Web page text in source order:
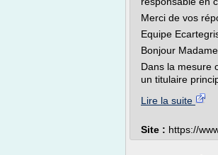
Merci de vos
Equipe
Bonjour
Dans la mesure
un titulaire
Lire la suite
Site : https://